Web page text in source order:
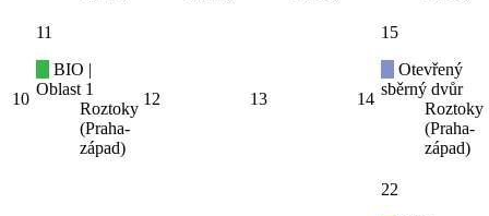
10
11
BIO |
Oblast 1
Roztoky
(Praha-
západ)
12 13 14
15
Otevřený
sběrný dvůr
Roztoky
(Praha-
západ)
22